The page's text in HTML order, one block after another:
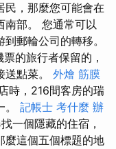
民，那麼您可能會在
南部。 您通常可以
郵輪公司的轉移。
的旅行者保留的，
點菜。 外燴 筋膜
時，216間客房的瑞
記帳士 考什麼 辦
一個隱藏的住宿，
麼這個五個標題的地